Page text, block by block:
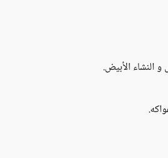
النشاء الأبيض.